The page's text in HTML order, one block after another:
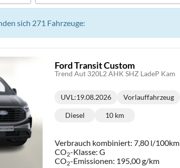
sich 271 Fahrzeuge:
Ford Transit Custom
Trend Aut 320L2 AHK SHZ LadeP Kam
Lieferzeit:
UVL:19.08.2026 Vorlauffahrzeug
Kraftstoff:
Diesel
Kilometerstand:
10 km
Verbrauch kombiniert:7,80 l/100km
CO2-Klasse: G
CO2-Emissionen: 195,00 g/km